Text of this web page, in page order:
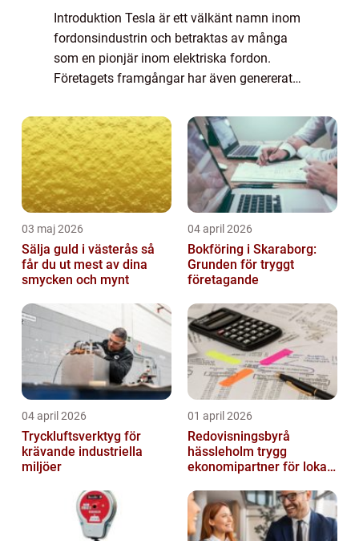
Introduktion Tesla är ett välkänt namn inom
fordonsindustrin och betraktas av många
som en pionjär inom elektriska fordon.
Företagets framgångar har även genererat
över. I denna artikel kommer vi att ge en ...
03 maj 2026
Sälja guld i västerås så
får du ut mest av dina
smycken och mynt
04 april 2026
Bokföring i Skaraborg:
Grunden för tryggt
företagande
04 april 2026
Tryckluftsverktyg för
krävande industriella
miljöer
01 april 2026
Redovisningsbyrå
hässleholm trygg
ekonomipartner för lokala